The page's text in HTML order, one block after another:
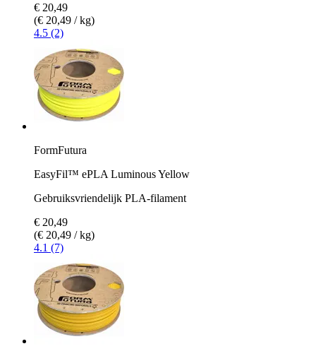
€ 20,49
(€ 20,49 / kg)
4.5 (2)
FormFutura
EasyFil™ ePLA Luminous Yellow
Gebruiksvriendelijk PLA-filament
€ 20,49
(€ 20,49 / kg)
4.1 (7)